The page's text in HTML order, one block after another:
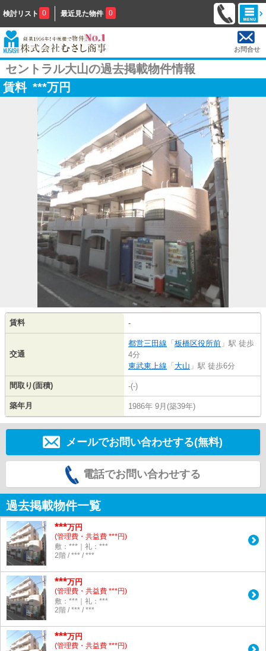
検討リスト 0 最近見た物件 0
お問合せ
セントラル大山の過去掲載物件情報
賃料 ***万円
賃料 -
交通
都営三田線 「 板橋区役所前 」駅 徒歩
4分
東武東上線 「 大山 」駅 徒歩6分
間取り(面積) -(-)
築年月 1986年 9月(築39年)
メールでお問い合わせする(無料)
電話でお問い合わせする
過去掲載物件一覧
***万円
(管理費・共益費 ***円)
敷：***｜礼：***
2階 / *** / ***
***万円
(管理費・共益費 ***円)
敷：***｜礼：***
2階 / *** / ***
***万円
(管理費・共益費 ***円)